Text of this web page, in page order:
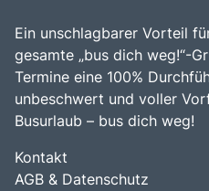
Ein unschlagbarer Vorteil
gesamte „bus dich weg!“-
Termine eine 100%
unbeschwert und voller
Busurlaub – bus dich weg!
Kontakt
AGB & Datenschutz